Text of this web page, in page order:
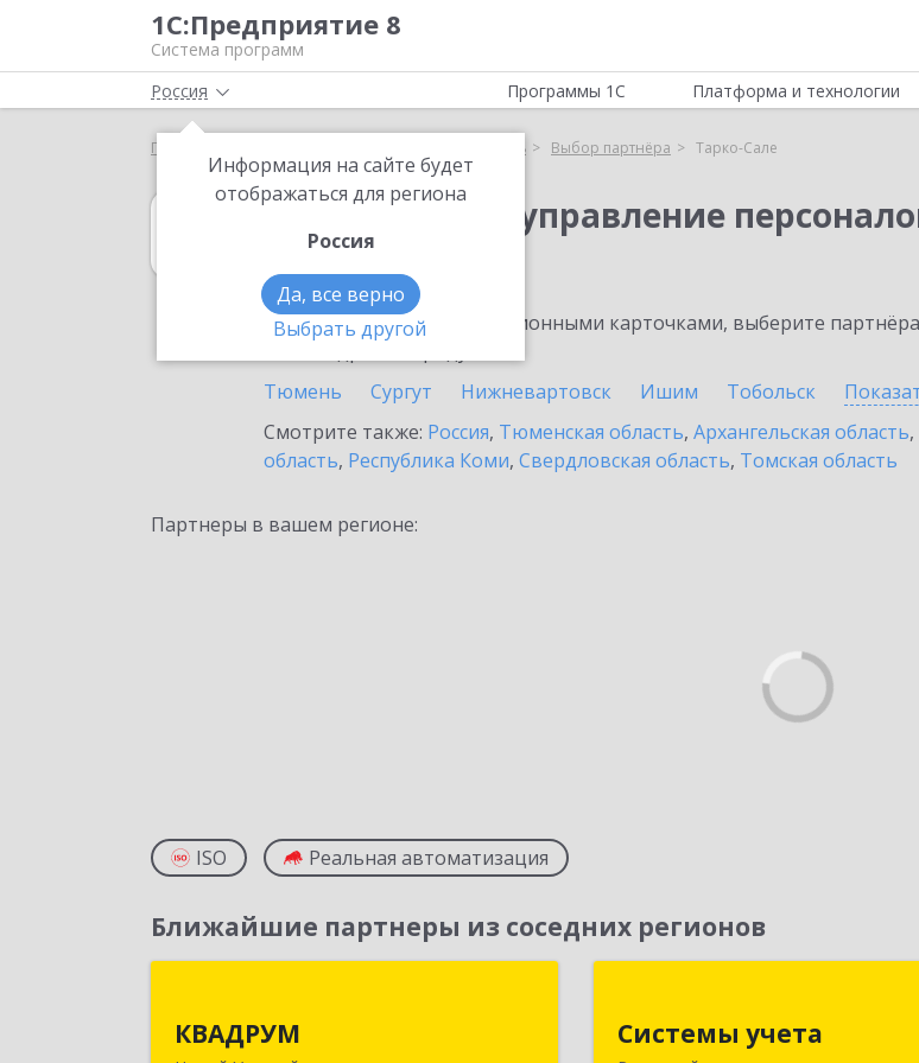
1С:Предприятие 8
Система программ
Россия
Информация на сайте будет
отображаться для региона
Россия
Да, все верно
Выбрать другой
Программы 1С Платформа и технологии
Главная 1С:Зарплата и управление персоналом 8 Выбор партнёра Тарко-Сале
1С:Зарплата и управление
в Тарко-Сале
Ознакомьтесь с информационными карточками, выберите
Тюмень
Сургут Нижневартовск Ишим Тобольск
Смотрите также: Россия, Тюменская область, Архангельская область,
область, Республика Коми, Свердловская область, Томская область
Партнеры в вашем регионе:
ISO Реальная автоматизация
Ближайшие партнеры из соседних регионов
КВАДРУМ
629309, Ямало-Ненецкий АО, Новый
Системы учета
628462, Ханты-